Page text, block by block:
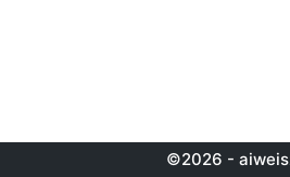
©2026 -